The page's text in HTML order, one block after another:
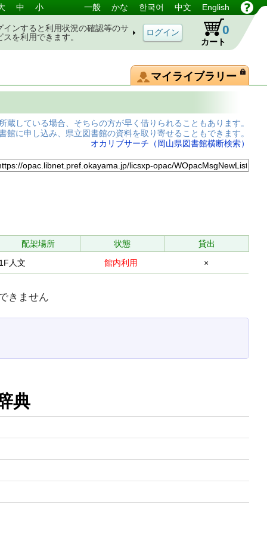
中 小 一般 かな 한국어 中文 English
インすると利用状況の確認等のサ
スを利用できます。
カート
0
マイライブラリー
蔵している場合、そちらの方が早く借りられることもあります。
館に申し込み、県立図書館の資料を取り寄せることもできます。
オカリブサーチ（岡山県図書館横断検索）
配架場所 状態
貸出
人文
館内利用 ×
きません
典